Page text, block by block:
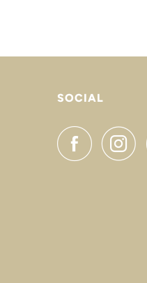
SOCIAL